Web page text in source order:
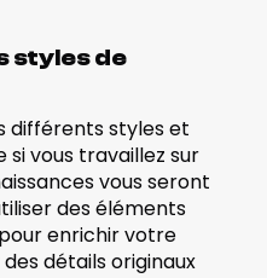
styles de
différents styles et
si vous travaillez sur
vous seront
des éléments
enrichir votre
détails originaux